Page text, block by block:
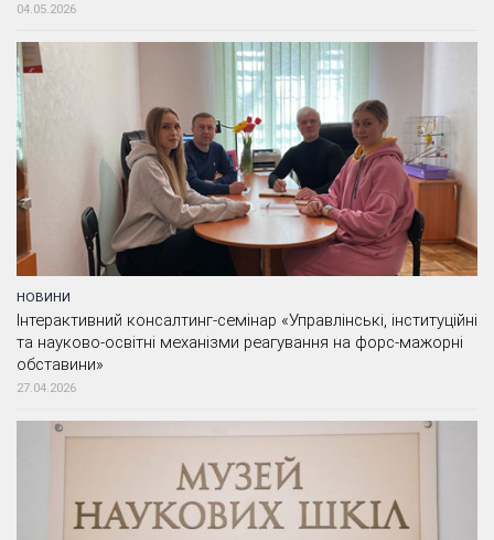
04.05.2026
НОВИНИ
Інтерактивний консалтинг-семінар «Управлінські, інституційні
та науково-освітні механізми реагування на форс-мажорні
обставини»
27.04.2026